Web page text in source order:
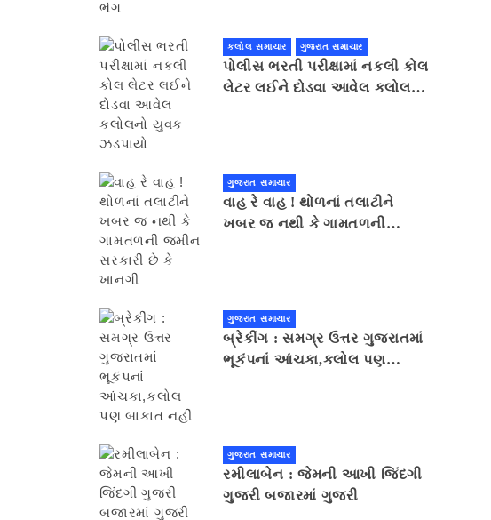
કલોલ સમાચાર ગુજરાત સમાચાર
પોલીસ ભરતી પરીક્ષામાં નકલી કોલ
લેટર લઈને દોડવા આવેલ કલોલનો
ગુજરાત સમાચાર
વાહ રે વાહ ! થોળનાં તલાટીને
ખબર જ નથી કે ગામતળની
ગુજરાત સમાચાર
બ્રેકીંગ : સમગ્ર ઉત્તર ગુજરાતમાં
ભૂકંપનાં આંચકા,કલોલ પણ
ગુજરાત સમાચાર
રમીલાબેન : જેમની આખી જિંદગી
ગુજરી બજારમાં ગુજરી